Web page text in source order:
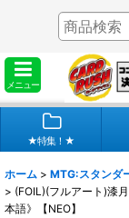
メニュー
★特集！★
ホーム > MTG:スタンダ
> (FOIL)(フルアート)漆
本語》【NEO】